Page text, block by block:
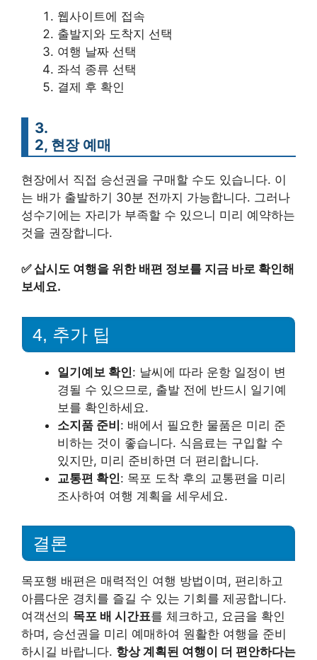
웹사이트에 접속
출발지와 도착지 선택
여행 날짜 선택
좌석 종류 선택
결제 후 확인
3.
2, 현장 예매
현장에서 직접 승선권을 구매할 수도 있습니다. 이
는 배가 출발하기 30분 전까지 가능합니다. 그러나
성수기에는 자리가 부족할 수 있으니 미리 예약하는
것을 권장합니다.
✅삽시도 여행을 위한 배편 정보를 지금 바로 확인해
보세요.
4, 추가 팁
일기예보 확인: 날씨에 따라 운항 일정이 변
경될 수 있으므로, 출발 전에 반드시 일기예
보를 확인하세요.
소지품 준비: 배에서 필요한 물품은 미리 준
비하는 것이 좋습니다. 식음료는 구입할 수
있지만, 미리 준비하면 더 편리합니다.
교통편 확인: 목포 도착 후의 교통편을 미리
조사하여 여행 계획을 세우세요.
결론
목포행 배편은 매력적인 여행 방법이며, 편리하고
아름다운 경치를 즐길 수 있는 기회를 제공합니다.
여객선의 목포 배 시간표를 체크하고, 요금을 확인
하며, 승선권을 미리 예매하여 원활한 여행을 준비
하시길 바랍니다. 항상 계획된 여행이 더 편안하다는